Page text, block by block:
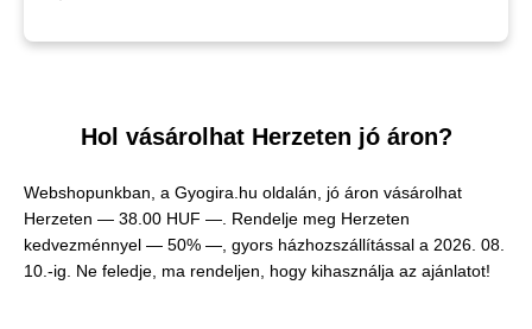
Hol vásárolhat Herzeten jó áron?
Webshopunkban, a Gyogira.hu oldalán, jó áron vásárolhat
Herzeten — 38.00 HUF — . Rendelje meg Herzeten
kedvezménnyel — 50% —, gyors házhozszállítással a 2026. 08.
10.-ig. Ne feledje, ma rendeljen, hogy kihasználja az ajánlatot!